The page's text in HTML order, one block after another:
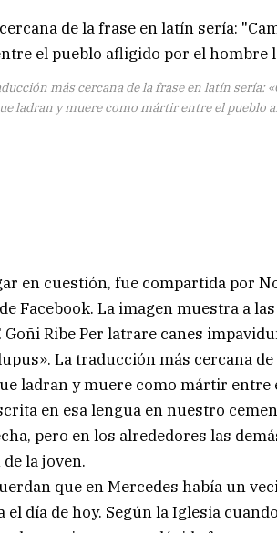
más cercana de la frase en latín sería:
ladran y muere como mártir entre el pueblo
en cuestión, fue compartida por
Facebook. La imagen muestra a
Goñi Ribe Per latrare canes
La traducción más cercana
ladran y muere como mártir
en esa lengua en nuestro
pero en los alrededores las
la joven.
que en Mercedes había un
día de hoy. Según la Iglesia